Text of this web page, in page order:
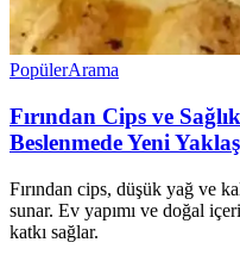
PopülerArama
Fırından Cips ve
Beslenmede Yeni
Fırından cips, düşük yağ ve
sunar. Ev yapımı ve doğal
katkı sağlar.